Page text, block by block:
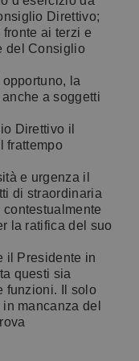
Direttivo;
ai terzi e
del Consiglio
la
a soggetti
Direttivo il
frattempo
e urgenza il
di straordinaria
la ratifica del suo
il Presidente in
questi sia
funzioni. Il solo
mancanza del